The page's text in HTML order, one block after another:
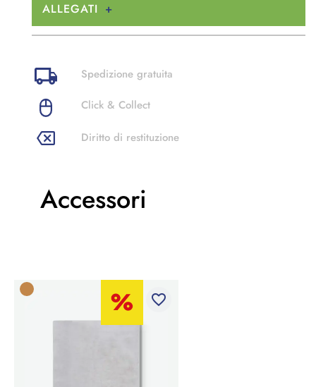
ALLEGATI
Spedizione gratuita
Click & Collect
Diritto di restituzione
Accessori
favorite_border